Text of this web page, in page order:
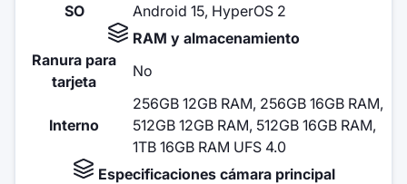
SO
Android 15, HyperOS 2
RAM y almacenamiento
Ranura para
tarjeta
No
Interno
256GB 12GB RAM, 256GB 16GB RAM,
512GB 12GB RAM, 512GB 16GB RAM,
1TB 16GB RAM UFS 4.0
Especificaciones cámara principal